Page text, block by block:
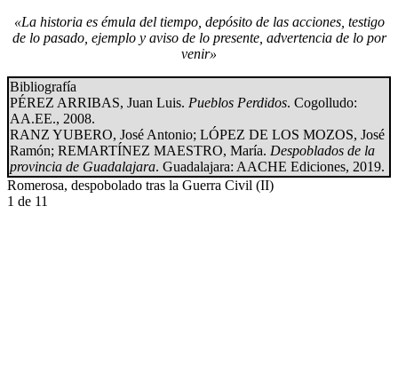
«La historia es émula del tiempo, depósito de las acciones, testigo
de lo pasado, ejemplo y aviso de lo presente, advertencia de lo por
venir»
Bibliografía
PÉREZ ARRIBAS, Juan Luis. Pueblos Perdidos. Cogolludo:
AA.EE., 2008.
RANZ YUBERO, José Antonio; LÓPEZ DE LOS MOZOS, José
Ramón; REMARTÍNEZ MAESTRO, María. Despoblados de la
provincia de Guadalajara. Guadalajara: AACHE Ediciones, 2019.
Romerosa, despobolado tras la Guerra Civil (II)
1 de 11